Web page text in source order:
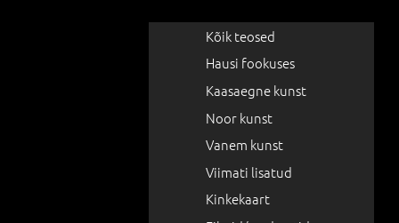
Kõik teosed
Hausi fookuses
Kaasaegne kunst
Noor kunst
Vanem kunst
Viimati lisatud
Kinkekaart